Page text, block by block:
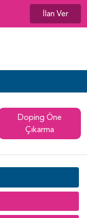
İlan Ver
Doping Öne
Çıkarma